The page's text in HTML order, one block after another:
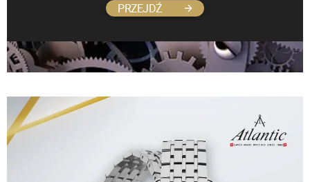
PRZEJDŹ